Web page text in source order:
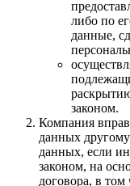
либо по
данные,
законом.
Компания
данных другому
данных, если
законом, на
договора, в том